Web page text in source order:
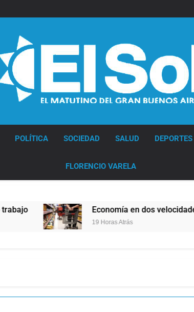
POLÍTICA SOCIEDAD SALUD DEPORTES
FLORENCIO VARELA
Economía en dos velocidades
19 Horas Atrás